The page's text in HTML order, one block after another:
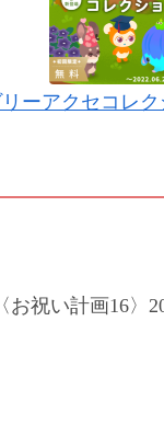
リーアクセコレク
お祝い計画16〉